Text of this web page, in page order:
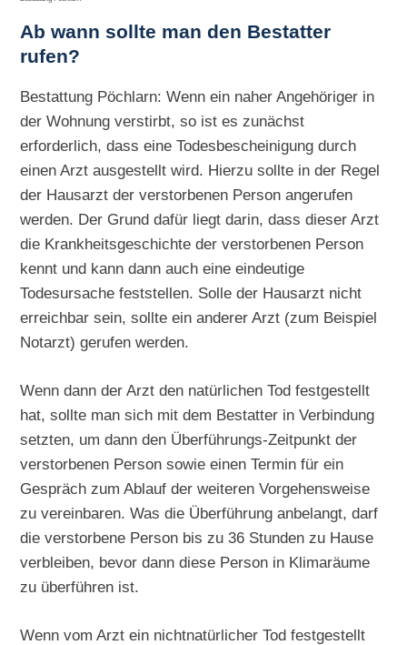
Ab wann sollte man den Bestatter
rufen?
Bestattung Pöchlarn: Wenn ein naher Angehöriger in
der Wohnung verstirbt, so ist es zunächst
erforderlich, dass eine Todesbescheinigung durch
einen Arzt ausgestellt wird. Hierzu sollte in der Regel
der Hausarzt der verstorbenen Person angerufen
werden. Der Grund dafür liegt darin, dass dieser Arzt
die Krankheitsgeschichte der verstorbenen Person
kennt und kann dann auch eine eindeutige
Todesursache feststellen. Solle der Hausarzt nicht
erreichbar sein, sollte ein anderer Arzt (zum Beispiel
Notarzt) gerufen werden.
Wenn dann der Arzt den natürlichen Tod festgestellt
hat, sollte man sich mit dem Bestatter in Verbindung
setzten, um dann den Überführungs-Zeitpunkt der
verstorbenen Person sowie einen Termin für ein
Gespräch zum Ablauf der weiteren Vorgehensweise
zu vereinbaren. Was die Überführung anbelangt, darf
die verstorbene Person bis zu 36 Stunden zu Hause
verbleiben, bevor dann diese Person in Klimaräume
zu überführen ist.
Wenn vom Arzt ein nichtnatürlicher Tod festgestellt